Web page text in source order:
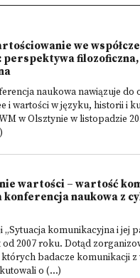
we
perspektywa
naukowa nawiązuje do
i wartości w języku, historii i
w Olsztynie w listopadzie
wartości – wartość
konferencja naukowa z
komunikacyjna i jej
2007 roku. Dotąd
badacze komunikacji
o (...)